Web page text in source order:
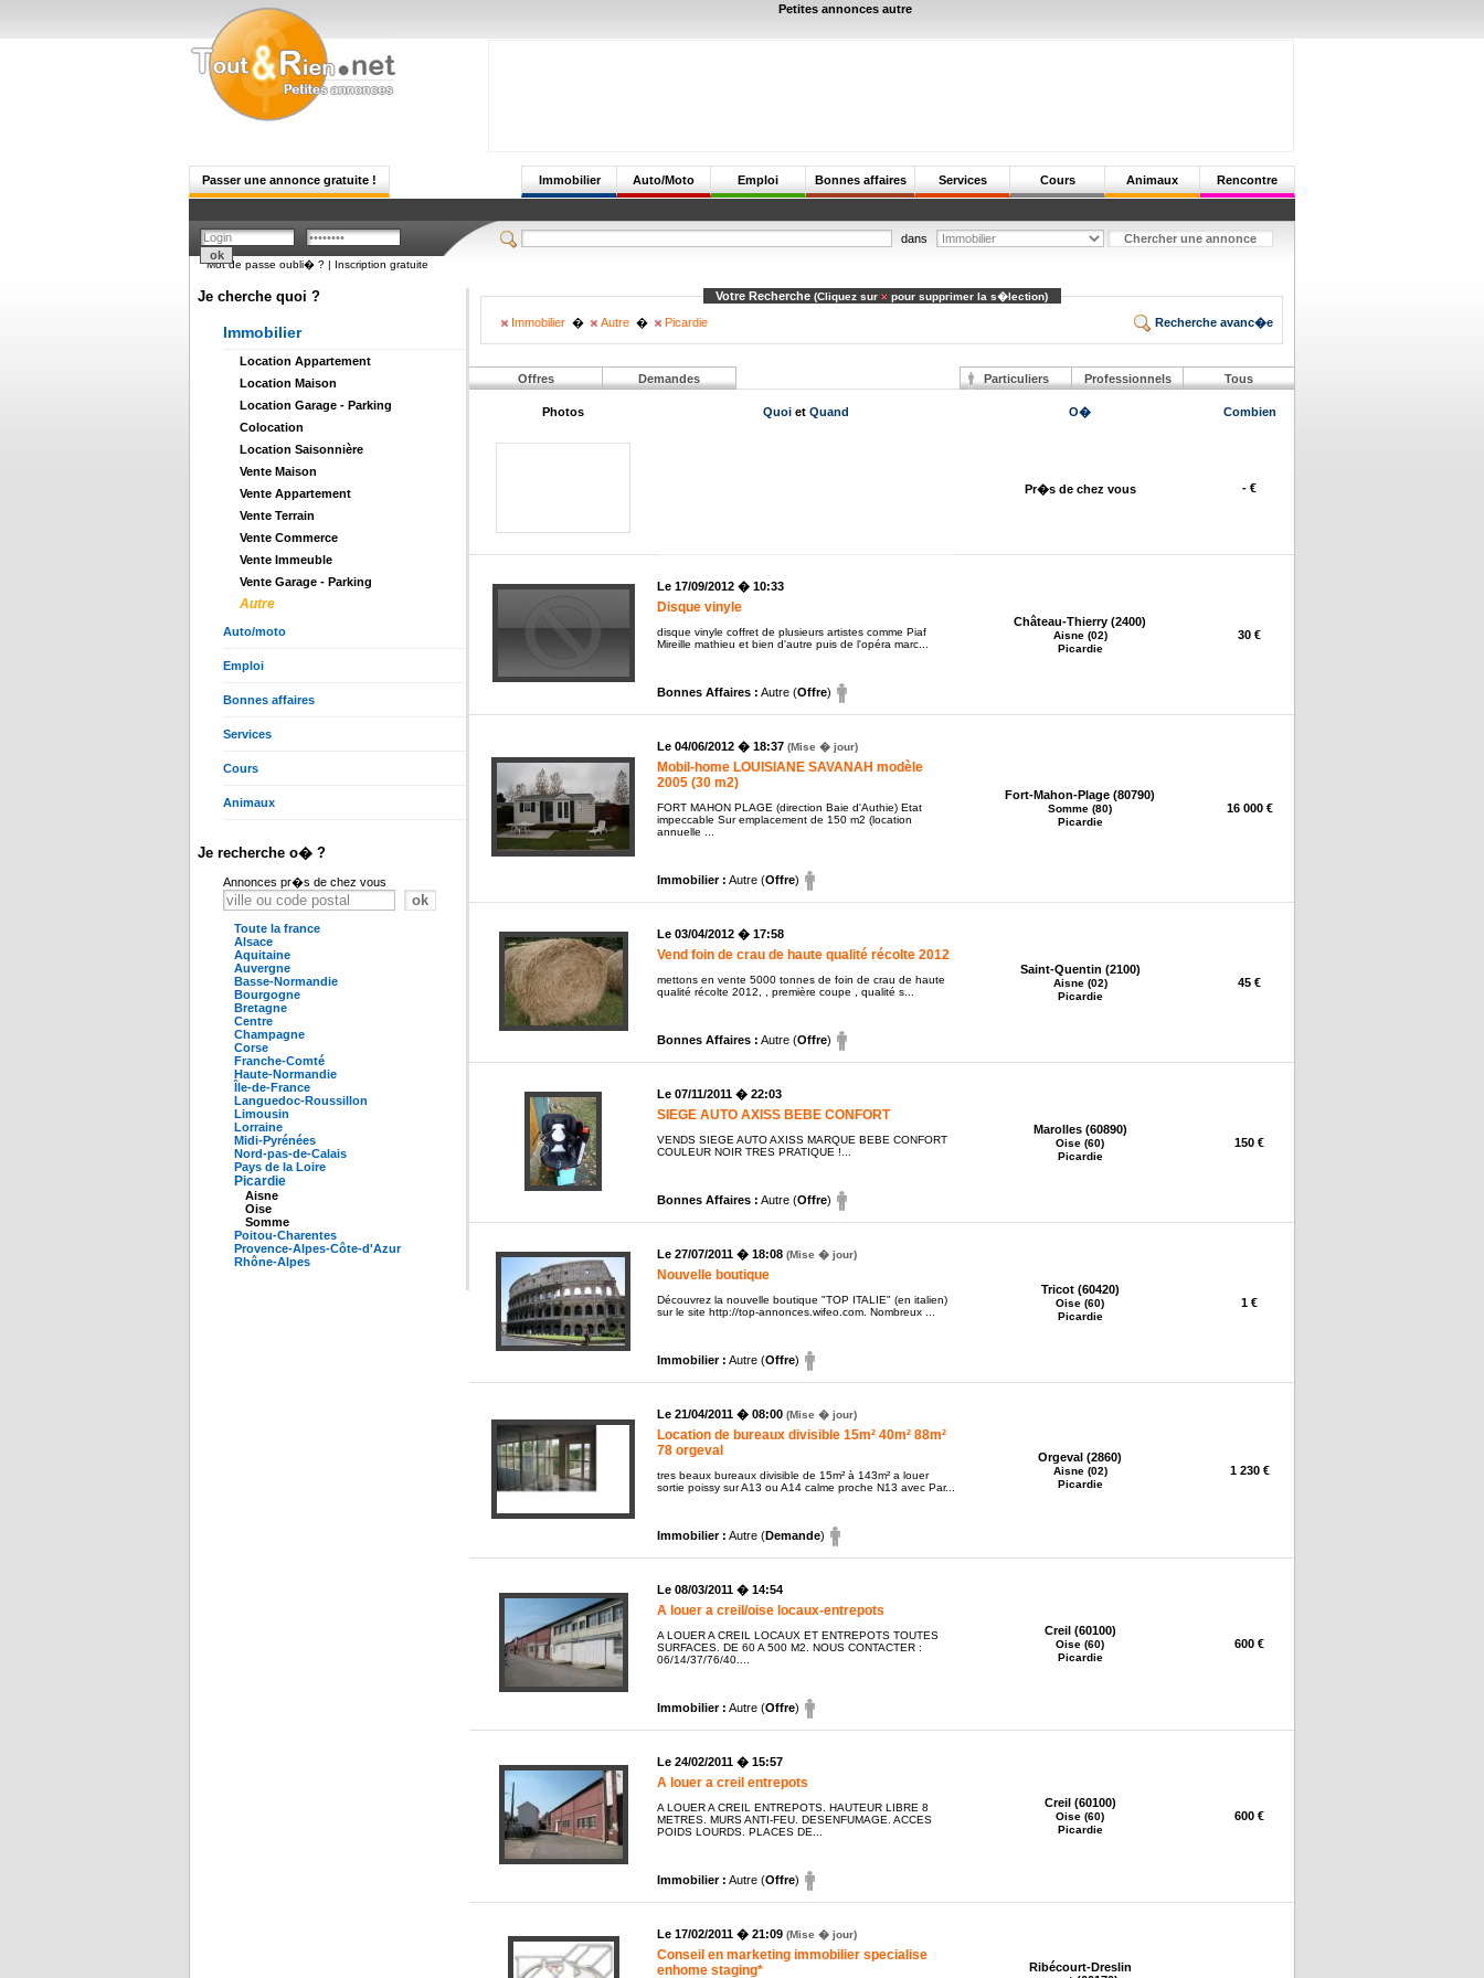
Petites annonces autre
Passer une annonce gratuite ! Rencontre
Animaux
Cours
Services
Bonnes affaires
Emploi
Auto/Moto
Immobilier
dans
Mot de passe oubli� ? | Inscription gratuite
Je cherche quoi ?
Immobilier
Location Appartement
Location Maison
Location Garage - Parking
Colocation
Location Saisonnière
Vente Maison
Vente Appartement
Vente Terrain
Vente Commerce
Vente Immeuble
Vente Garage - Parking
Autre
Auto/moto
Emploi
Bonnes affaires
Services
Cours
Animaux
Je recherche o� ?
Annonces pr�s de chez vous
Toute la france
Alsace
Aquitaine
Auvergne
Basse-Normandie
Bourgogne
Bretagne
Centre
Champagne
Corse
Franche-Comté
Haute-Normandie
Île-de-France
Languedoc-Roussillon
Limousin
Lorraine
Midi-Pyrénées
Nord-pas-de-Calais
Pays de la Loire
Picardie
Aisne
Oise
Somme
Poitou-Charentes
Provence-Alpes-Côte-d'Azur
Rhône-Alpes
Votre Recherche (Cliquez sur pour supprimer la s�lection)
Immobilier � Autre � Picardie Recherche avanc�e
Offres Demandes Tous
Professionnels
Particuliers
Photos Quoi et Quand O� Combien
Pr�s de chez vous - €
Le 17/09/2012 � 10:33
Disque vinyle
disque vinyle coffret de plusieurs artistes comme Piaf
Mireille mathieu et bien d'autre puis de l'opéra marc...
Bonnes Affaires : Autre (Offre)
Château-Thierry (2400)
Aisne (02)
Picardie
30 €
Le 04/06/2012 � 18:37 (Mise � jour)
Mobil-home LOUISIANE SAVANAH modèle
2005 (30 m2)
FORT MAHON PLAGE (direction Baie d'Authie) Etat
impeccable Sur emplacement de 150 m2 (location
annuelle ...
Immobilier : Autre (Offre)
Fort-Mahon-Plage (80790)
Somme (80)
Picardie
16 000 €
Le 03/04/2012 � 17:58
Vend foin de crau de haute qualité récolte 2012
mettons en vente 5000 tonnes de foin de crau de haute
qualité récolte 2012, , première coupe , qualité s...
Bonnes Affaires : Autre (Offre)
Saint-Quentin (2100)
Aisne (02)
Picardie
45 €
Le 07/11/2011 � 22:03
SIEGE AUTO AXISS BEBE CONFORT
VENDS SIEGE AUTO AXISS MARQUE BEBE CONFORT
COULEUR NOIR TRES PRATIQUE !...
Bonnes Affaires : Autre (Offre)
Marolles (60890)
Oise (60)
Picardie
150 €
Le 27/07/2011 � 18:08 (Mise � jour)
Nouvelle boutique
Découvrez la nouvelle boutique "TOP ITALIE" (en italien)
sur le site http://top-annonces.wifeo.com. Nombreux ...
Immobilier : Autre (Offre)
Tricot (60420)
Oise (60)
Picardie
1 €
Le 21/04/2011 � 08:00 (Mise � jour)
Location de bureaux divisible 15m² 40m² 88m²
78 orgeval
tres beaux bureaux divisible de 15m² à 143m² a louer
sortie poissy sur A13 ou A14 calme proche N13 avec Par...
Immobilier : Autre (Demande)
Orgeval (2860)
Aisne (02)
Picardie
1 230 €
Le 08/03/2011 � 14:54
A louer a creil/oise locaux-entrepots
A LOUER A CREIL LOCAUX ET ENTREPOTS TOUTES
SURFACES. DE 60 A 500 M2. NOUS CONTACTER :
06/14/37/76/40....
Immobilier : Autre (Offre)
Creil (60100)
Oise (60)
Picardie
600 €
Le 24/02/2011 � 15:57
A louer a creil entrepots
A LOUER A CREIL ENTREPOTS. HAUTEUR LIBRE 8
METRES. MURS ANTI-FEU. DESENFUMAGE. ACCES
POIDS LOURDS. PLACES DE...
Immobilier : Autre (Offre)
Creil (60100)
Oise (60)
Picardie
600 €
Le 17/02/2011 � 21:09 (Mise � jour)
Conseil en marketing immobilier specialise
enhome staging*
Ribécourt-Dreslin